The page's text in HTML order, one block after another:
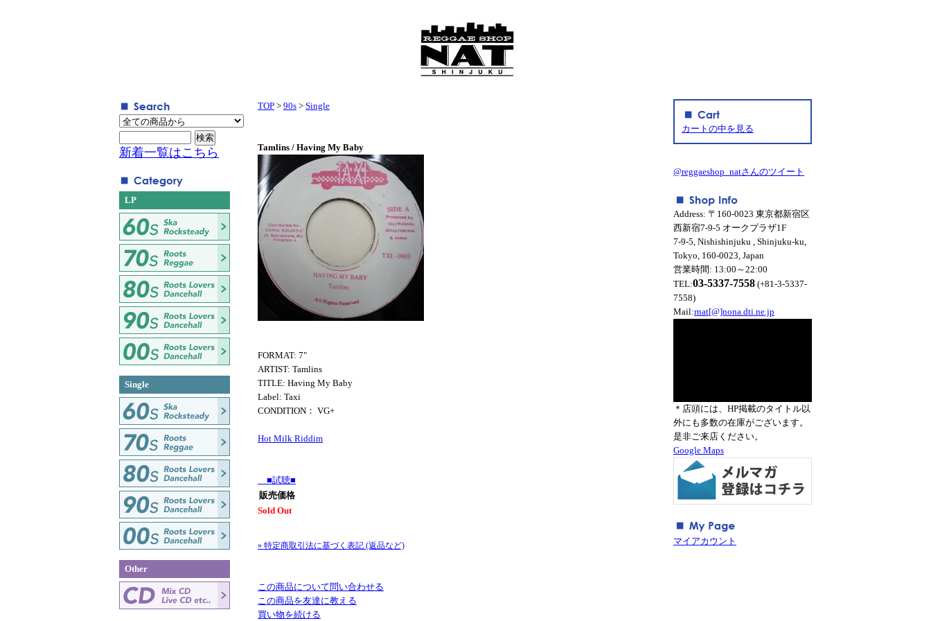
TOP > 90s > Single
Tamlins / Having My Baby
FORMAT: 7"
ARTIST: Tamlins
TITLE: Having My Baby
Label: Taxi
CONDITION： VG+
Hot Milk Riddim
■試聴■
販売価格
Sold Out
» 特定商取引法に基づく表記 (返品など)
この商品について問い合わせる
この商品を友達に教える
買い物を続ける
新着一覧はこちら
LP
Single
Other
カートの中を見る
@reggaeshop_natさんのツイート
Address: 〒160-0023 東京都新宿区
西新宿7-9-5 オークプラザ1F
7-9-5, Nishishinjuku , Shinjuku-ku,
Tokyo, 160-0023, Japan
営業時間: 13:00～22:00
TEL:03-5337-7558 (+81-3-5337-
7558)
Mail:rnat[@]nona.dti.ne.jp
＊店頭には、HP掲載のタイトル以
外にも多数の在庫がございます。
是非ご来店ください。
Google Maps
マイアカウント